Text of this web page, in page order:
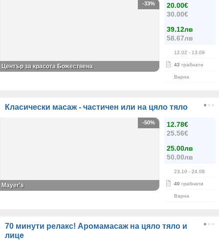
20.00€
30.00€
39.12лв
58.67лв
12.02 - 13.09
42 грабнати
Варна
-33%
Център за красота Божествена
Класически масаж - частичен или на цяло тяло
12.78€
25.56€
25.00лв
50.00лв
23.10 - 24.08
40 грабнати
Варна
-50%
Mayer's
70 минути релакс! Аромамасаж на цяло тяло и
лице